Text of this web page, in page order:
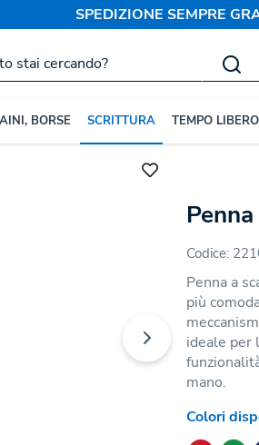
SPEDIZIONE SEMPRE
BORSE SCRITTURA TEMPO LIBERO
Codice:
Penna a
più
ideale per
mano.
Colori